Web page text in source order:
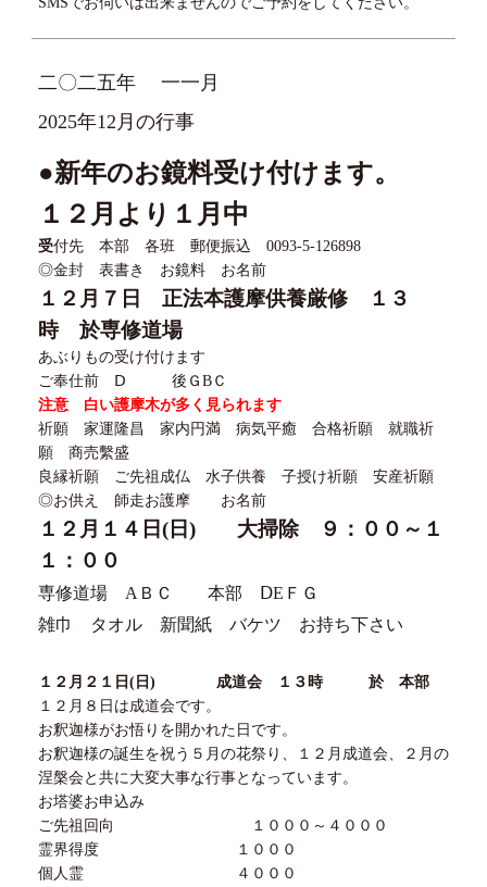
二〇二五年
一一月
2025年12月の行事
●新年のお鏡料受け付けます。
１２月より１月中
受付先 本部 各班 郵便振込 0093-5-126898
◎金封 表書き お鏡料 お名前
１２ 月 ７ 日 正法本護摩供養厳修 １３
時 於専修道場
あぶりもの受け付けます
ご奉仕前
Ⅾ 後Ｇ BＣ
注意 白い護摩木が多く見られます
祈願 家運隆昌 家内円満 病気平癒 合格祈願 就職祈
願 商売繫盛
良縁祈願 ご先祖成仏 水子供養 子授け祈願 安産祈願
◎お供え 師走お護摩 お名前
１２ 月１４日(日) 大掃除 ９：００～１
１：００
専修道場 AＢＣ 本部 ⅮEＦＧ
雑巾 タオル 新聞紙 バケツ お持ち下さい
１２ 月 ２１ 日 (日 ) 成道会 １３ 時 於 本部
１２月８日は成道会です。
お釈迦様がお悟りを開かれた日です。
お釈迦様の誕生を祝う５月の花祭り、１２月成道会、２月の
涅槃会と共に大変大事な行事となっています。
お塔婆お申込み
ご先祖回向 １０００～４０００
霊界得度 １０００
個人霊 ４０００